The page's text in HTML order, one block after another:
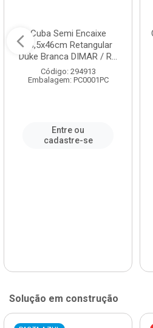
Cuba Semi Encaixe
58,5x46cm Retangular
Duke Branca DIMAR / R...
Código: 294913
Embalagem: PC0001PC
Entre ou
cadastre-se
Solução em construção